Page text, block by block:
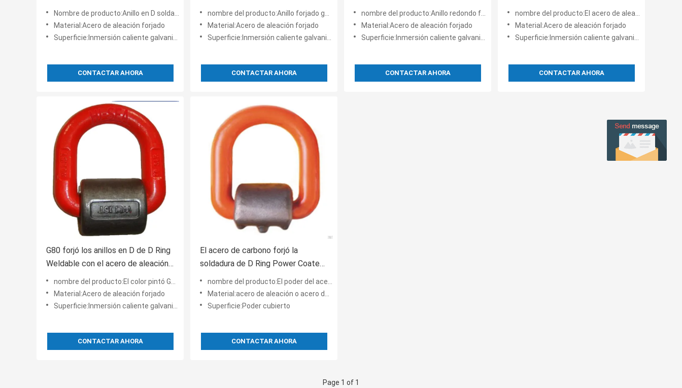
m - 22m m
Nombre de producto:Anillo en D soldado G80 de aleación de acero del mismo color
Material:Acero de aleación forjado
Superficie:Inmersión caliente galvanizada, color pintado
CONTACTAR AHORA
Alloy Steel
nombre del producto:Anillo forjado galvanizado del delta del acero de aleación
Material:Acero de aleación forjado
Superficie:Inmersión caliente galvanizada, color pintado
CONTACTAR AHORA
Weldable 3/8" - 2"
nombre del producto:Anillo redondo forjado de acero de aleación pintado de color
Material:Acero de aleación forjado
Superficie:Inmersión caliente galvanizada, color pintado
CONTACTAR AHORA
accesorios de elevación
nombre del producto:El acero de aleación pintado color G80 forjó el anillo en D
Material:Acero de aleación forjado
Superficie:Inmersión caliente galvanizada, color pintado
CONTACTAR AHORA
G80 forjó los anillos en D de D Ring
Weldable con el acero de aleación
de la primavera 1.12T - 15T
nombre del producto:El color pintó G80 forjó el anillo en D con la primavera
Material:Acero de aleación forjado
Superficie:Inmersión caliente galvanizada, color pintado
CONTACTAR AHORA
El acero de carbono forjó la
soldadura de D Ring Power Coated
G80 en anillos en D con el abrigo
nombre del producto:El poder del acero de carbono cubrió G80 D Ring With Wrap
Material:acero de aleación o acero de carbono
Superficie:Poder cubierto
CONTACTAR AHORA
Page 1 of 1